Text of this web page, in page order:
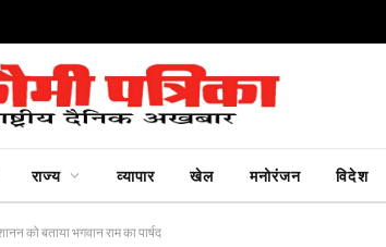
राज्य व्यापार खेल मनोरंजन विदेश
को बताया भगवान राम का पार्षद